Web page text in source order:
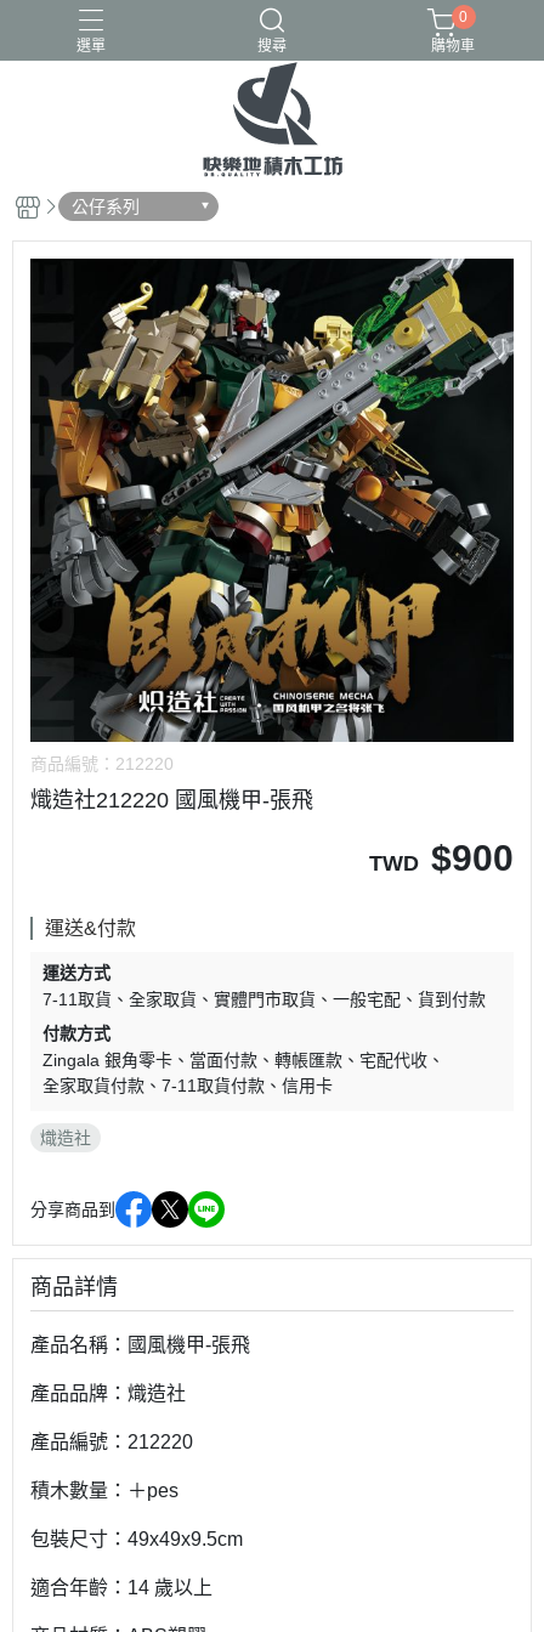
選單 搜尋
熾造社
0
購物車
公仔系列
商品編號： 212220
熾造社212220 國風機甲-張飛
TWD $900
運送&付款
運送方式
7-11取貨
全家取貨 實體門市取貨 一般宅配
貨到付款
付款方式
Zingala 銀角零卡
當面付款 轉帳匯款
宅配代收
全家取貨付款
7-11取貨付款 信用卡
熾造社
分享商品到
商品詳情
產品名稱：國風機甲-張飛
產品品牌：熾造社
產品編號：212220
積木數量：＋pes
包裝尺寸：49x49x9.5cm
適合年齡：14 歲以上